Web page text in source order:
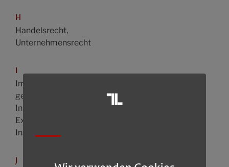
H
Handelsrecht,
Unternehmensrecht
I
Immaterialgüterrecht,
gewerblicher Rechtsschutz
Inkassowesen,
Exekutionsrecht
Insolvenzrecht
J